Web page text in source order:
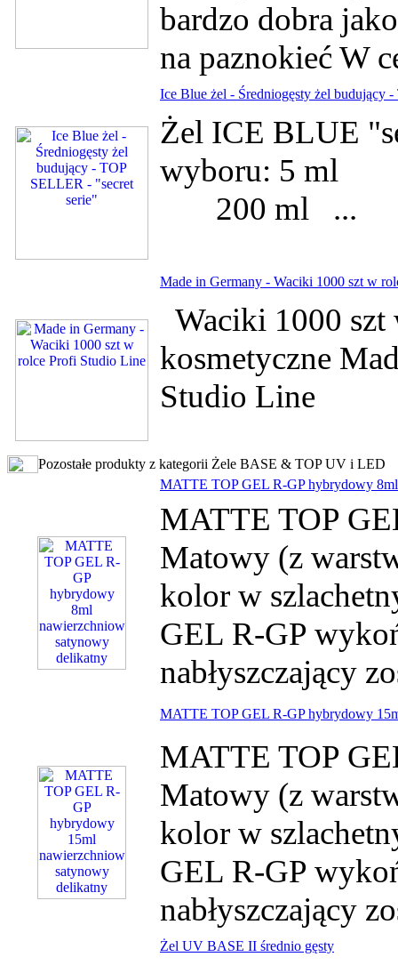
bardzo dobra
na paznokieć W
Ice Blue żel - Średniogęsty żel budujący
Żel ICE BLUE
wyboru: 5
200 ml ...
Made in Germany - Waciki 1000 szt w
Waciki 1000 szt
kosmetyczne
Studio Line
Pozostałe produkty z kategorii Żele BASE & TOP UV i LED
MATTE TOP GEL R-GP hybrydowy
MATTE TOP
Matowy (z
kolor w
GEL R-GP
nabłyszczający
MATTE TOP GEL R-GP hybrydowy
MATTE TOP
Matowy (z
kolor w
GEL R-GP
nabłyszczający
Żel UV BASE II średnio gęsty